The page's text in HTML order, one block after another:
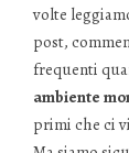
volte
post,
frequenti
ambiente
primi che ci